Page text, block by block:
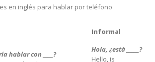
en inglés para hablar por teléfono
Informal
hablar con ____?
Hola, ¿está _____?
Hello, is ____